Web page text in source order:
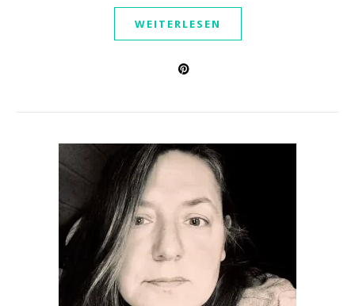
WEITERLESEN